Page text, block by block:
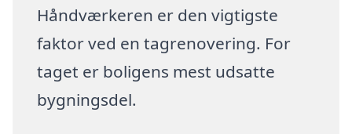
Håndværkeren er den vigtigste
faktor ved en tagrenovering. For
taget er boligens mest udsatte
bygningsdel.